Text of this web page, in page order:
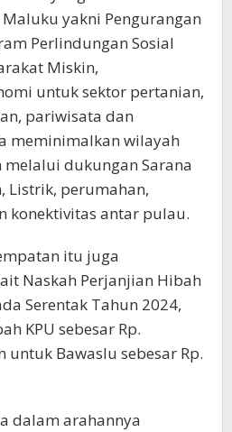
yakni Pengurangan
Perlindungan Sosial
Miskin,
untuk sektor pertanian,
pariwisata dan
meminimalkan wilayah
melalui dukungan Sarana
Listrik, perumahan,
konektivitas antar pulau.
itu juga
Naskah Perjanjian Hibah
Serentak Tahun 2024,
KPU sebesar Rp.
untuk Bawaslu sebesar Rp.
dalam arahannya